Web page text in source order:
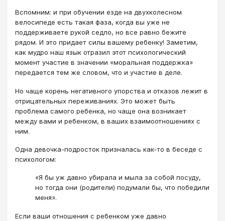
Вспомним: и при обучении езде на двухколесном
велосипеде есть такая фаза, когда вы уже не
поддерживаете рукой седло, но все равно бежите
рядом. И это придает силы вашему ребенку! Заметим,
как мудро наш язык отразил этот психологический
момент участие в значении «моральная поддержка»
передается тем же словом, что и участие в деле.
Но чаще корень негативного упорства и отказов лежит в
отрицательных переживаниях. Это может быть
проблема самого ребенка, но чаще она возникает
между вами и ребенком, в ваших взаимоотношениях с
ним.
Одна девочка-подросток призналась как-то в беседе с
психологом:
«Я бы уж давно убирала и мыла за собой посуду,
но тогда они (родители) подумали бы, что победили
меня».
Если ваши отношения с ребенком уже давно